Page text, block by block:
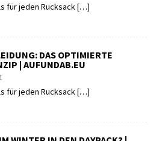
für jeden Rucksack […]
DAS OPTIMIERTE
| AUFUNDAB.EU
für jeden Rucksack […]